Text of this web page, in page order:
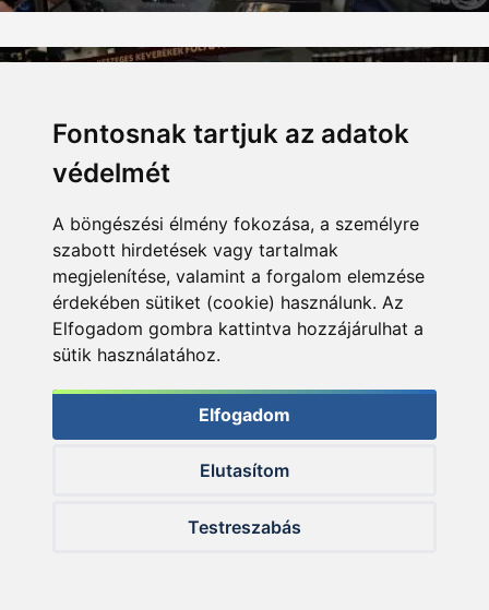
Fontosnak tartjuk az adatok
védelmét
A böngészési élmény fokozása, a személyre
szabott hirdetések vagy tartalmak
megjelenítése, valamint a forgalom elemzése
érdekében sütiket (cookie) használunk. Az
Elfogadom gombra kattintva hozzájárulhat a
sütik használatához.
Elfogadom
Elutasítom
Testreszabás
Kimagasló az érdeklődés a Sweet Pineapple - Édes Ananász
új ízvilág iránt is, mondjuk a Fluo pellet sikere után ez nem